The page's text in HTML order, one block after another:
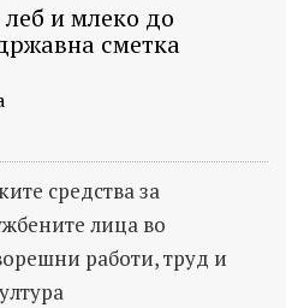
и млеко до
сметка
средства за
лица во
работи, труд и